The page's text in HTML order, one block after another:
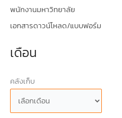
พนักงานมหาวิทยาลัย
เอกสารดาวน์โหลด/แบบฟอร์ม
เดือน
คลังเก็บ